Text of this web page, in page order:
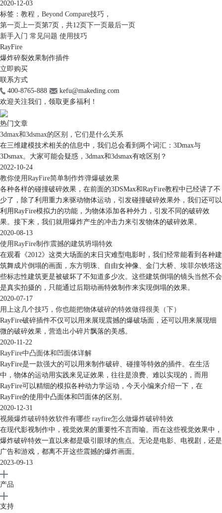
2020-12-03
标签： 教程 ， Beyond Compare技巧 ，
第一页上一页第7页， 共12页下一页最后一页
新手入门 常见问题 使用技巧
RayFire
爆炸碎裂效果制作插件
立即购买
联系方式
400-8765-888
kefu@makeding.com
欢迎关注我们，领取更多福利！
热门文章
3dmax和3dsmax的区别，它们是什么关系
在三维建模技术相关的信息中，我们总会看到两个词汇：3Dmax与
3Dsmax。大家可能会疑惑，3dmax和3dsmax有啥区别？
2022-10-24
教你使用RayFire简单制作炸弹爆破效果
各种各样的碰撞破碎效果，在前面的3DSMax和RayFire教程中已经讲了不
少了，除了利用重力来驱动物体运动，引发碰撞破碎效果外，我们还可以
利用RayFire模拟力的功能，为物体添加各种外力，引发不同的破碎效
果。接下来，我们就用爆炸产生的冲击力来引发物体的破碎效果。
2020-08-13
使用RayFire制作震撼的建筑坍塌特效
在观看《2012》这类大场面的末日灾难型电影时，我们经常能看到各种建
筑舞成片倒塌的画面，东方明珠、自由女神像、金门大桥、埃菲尔铁塔这
些标志性建筑更是被破坏了不知道多少次。这些建筑倒塌的镜头当然不会
是真实拍摄的，只能通过后期动画特效制作来实现倒塌的效果。
2020-07-17
用上这几个技巧，你也能把物体破碎的特效做得很美（下）
RayFire破碎插件不仅可以用来展现震撼的爆破场面，还可以用来展现细
微的破碎效果，营造出小碎片飘落的美感。
2020-11-22
RayFire中凸面体和凹面体详解
RayFire是一款强大的可以用来制作破碎、碰撞等特效的插件。在生活
中，物体的运动用实践来见证效果，往往是浪费、难以实现的，而用
RayFire可以精细的模拟各种动力学运动，今天小编来介绍一下，在
RayFire的使用中凸面体和凹面体的区别。
2020-12-31
视频爆炸破碎特效软件有哪些 rayfire怎么做爆炸破碎特效
在现代影视制作中，视觉效果的重要性不言而喻。而在这些视觉效果中，
爆炸破碎特效一直以来都是吸引眼球的焦点。无论是电影、电视剧，还是
广告和游戏，都离不开这些震撼的爆炸画面。
2023-09-13
产品
支持